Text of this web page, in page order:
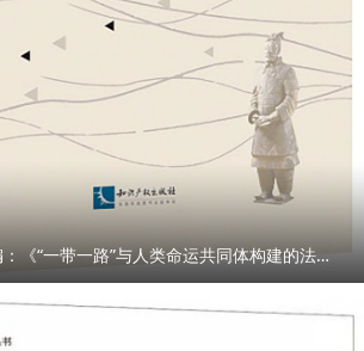
研究成果｜王瀚主编：《“一带一路”与人类命运共同体构建的法律与实践》